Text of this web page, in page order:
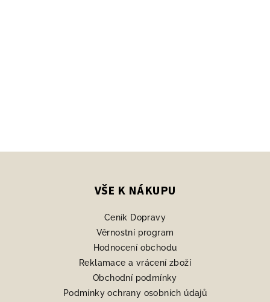
VŠE K NÁKUPU
Ceník Dopravy
Věrnostní program
Hodnocení obchodu
Reklamace a vrácení zboží
Obchodní podmínky
Podmínky ochrany osobních údajů